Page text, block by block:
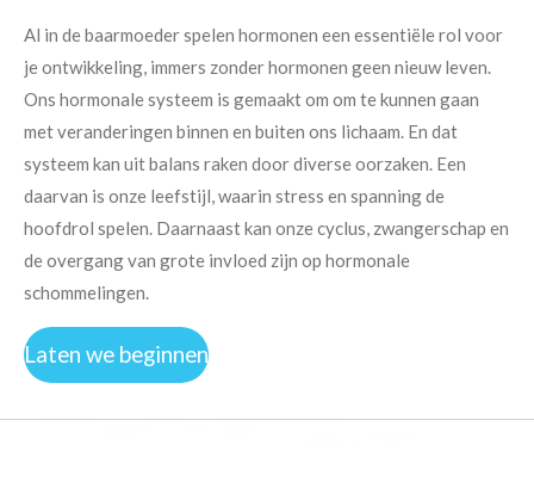
Al in de baarmoeder spelen hormonen een essentiële rol voor
je ontwikkeling, immers zonder hormonen geen nieuw leven.
Ons hormonale systeem is gemaakt om om te kunnen gaan
met veranderingen binnen en buiten ons lichaam. En dat
systeem kan uit balans raken door diverse oorzaken. Een
daarvan is onze leefstijl, waarin stress en spanning de
hoofdrol spelen. Daarnaast kan onze cyclus, zwangerschap en
de overgang van grote invloed zijn op hormonale
schommelingen.
Laten we beginnen